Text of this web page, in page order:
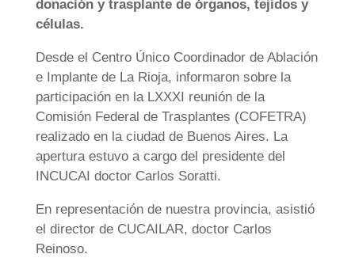
donación y trasplante de órganos, tejidos y
células.
Desde el Centro Único Coordinador de Ablación
e Implante de La Rioja, informaron sobre la
participación en la LXXXI reunión de la
Comisión Federal de Trasplantes (COFETRA)
realizado en la ciudad de Buenos Aires. La
apertura estuvo a cargo del presidente del
INCUCAI doctor Carlos Soratti.
En representación de nuestra provincia, asistió
el director de CUCAILAR, doctor Carlos
Reinoso.